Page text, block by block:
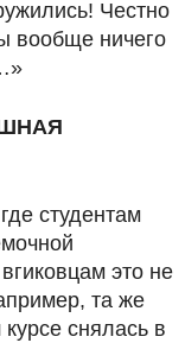
Честно
вообще ничего
студентам
это не
та же
снялась в